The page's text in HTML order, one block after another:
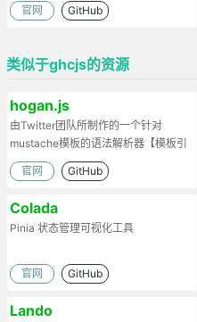
官网 GitHub
类似于ghcjs的资源
hogan.js
由Twitter团队所制作的一个针对
mustache模板的语法解析器【模板引
擎】
官网 GitHub
Colada
Pinia 状态管理可视化工具
官网 GitHub
Lando